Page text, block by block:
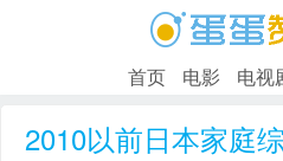
首页 电影 电视
2010以前日本家庭